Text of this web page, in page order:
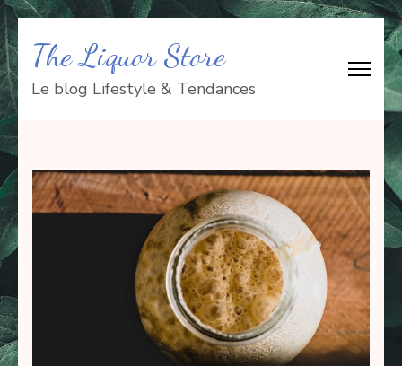
Aller
au
contenu
(Pressez
Entrée)
The Liquor Store
Le blog Lifestyle & Tendances